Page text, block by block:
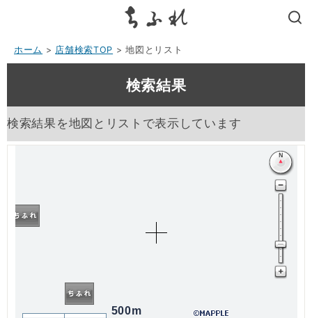
ホーム > 店舗検索TOP > 地図とリスト
検索結果
検索結果を地図とリストで表示しています
500m